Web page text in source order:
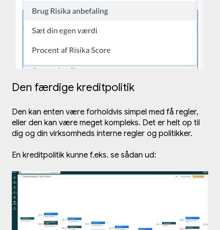
Den færdige kreditpolitik
Den kan enten være forholdvis simpel med få regler,
eller den kan være meget kompleks. Det er helt op til
dig og din virksomheds interne regler og politikker.
En kreditpolitik kunne f.eks. se sådan ud: